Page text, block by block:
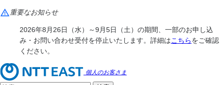
重要なお知らせ
2026年8月26日（水）～9月5日（土）の期間、一部のお申し込
み・お問い合わせ受付を停止いたします。詳細はこちらをご確認
ください。
個人のお客さま